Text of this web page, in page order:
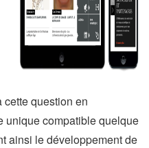
question en
unique compatible quelque
ainsi le développement de